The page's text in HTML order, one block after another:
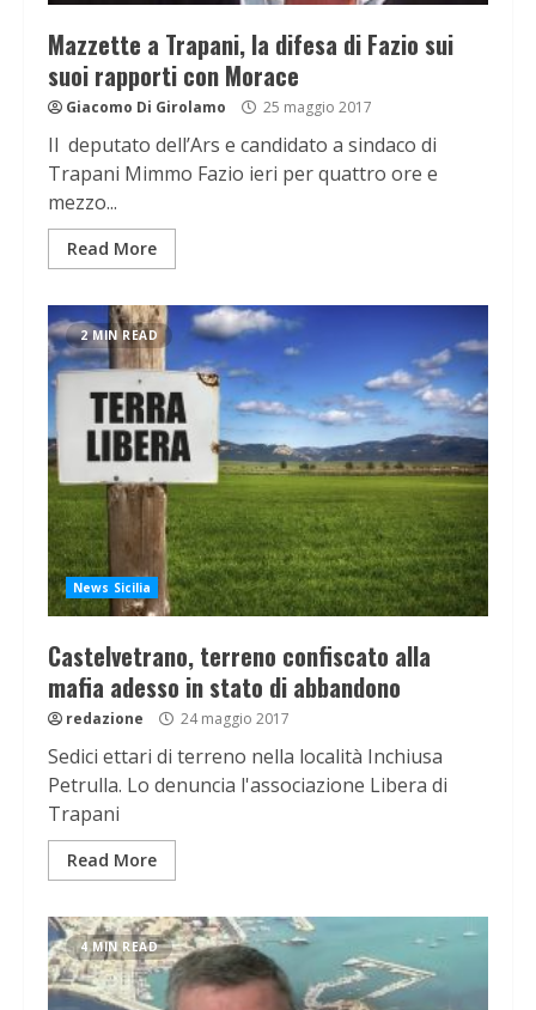
Mazzette a Trapani, la difesa di Fazio sui
suoi rapporti con Morace
Giacomo Di Girolamo 25 maggio 2017
Il deputato dell’Ars e candidato a sindaco di
Trapani Mimmo Fazio ieri per quattro ore e
mezzo...
Read More
2 MIN READ
News Sicilia
Castelvetrano, terreno confiscato alla
mafia adesso in stato di abbandono
redazione 24 maggio 2017
Sedici ettari di terreno nella località Inchiusa
Petrulla. Lo denuncia l'associazione Libera di
Trapani
Read More
4 MIN READ